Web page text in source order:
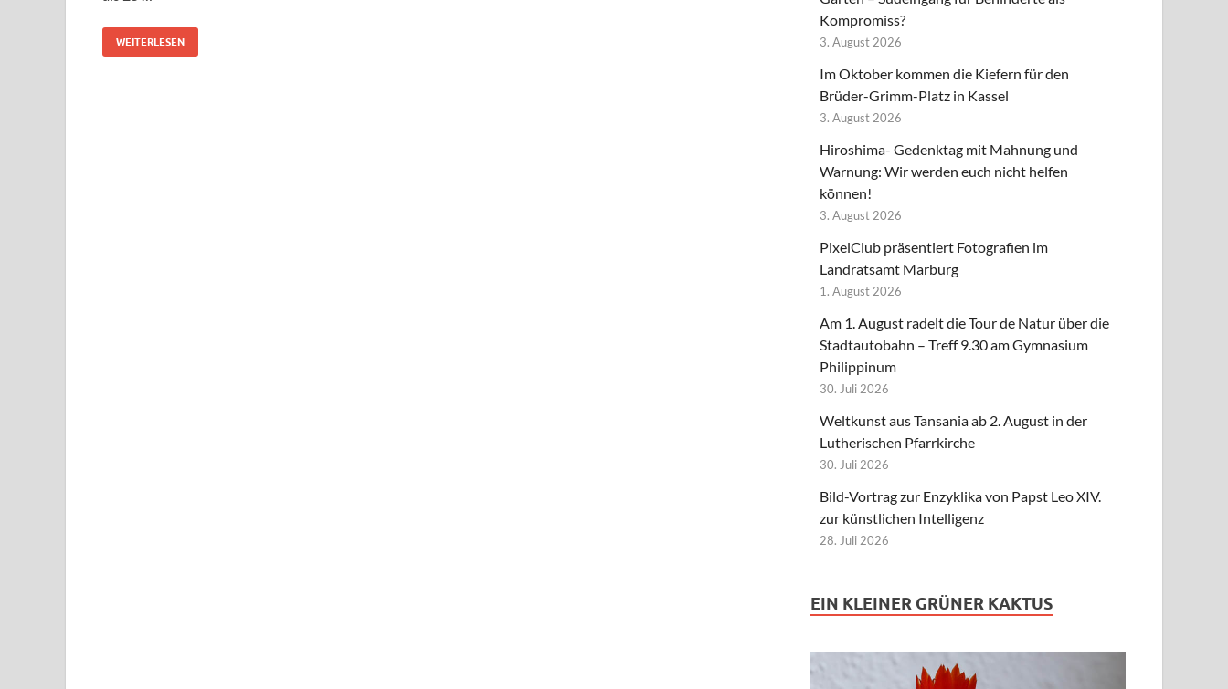
WEITERLESEN
Kompromiss?
3. August 2026
Im Oktober kommen die Kiefern für den
Brüder-Grimm-Platz in Kassel
3. August 2026
Hiroshima- Gedenktag mit Mahnung und
Warnung: Wir werden euch nicht helfen
können!
3. August 2026
PixelClub präsentiert Fotografien im
Landratsamt Marburg
1. August 2026
Am 1. August radelt die Tour de Natur über die
Stadtautobahn – Treff 9.30 am Gymnasium
Philippinum
30. Juli 2026
Weltkunst aus Tansania ab 2. August in der
Lutherischen Pfarrkirche
30. Juli 2026
Bild-Vortrag zur Enzyklika von Papst Leo XIV.
zur künstlichen Intelligenz
28. Juli 2026
EIN KLEINER GRÜNER KAKTUS